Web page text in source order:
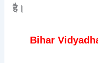
है।
Bihar